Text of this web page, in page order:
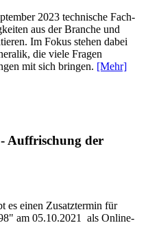
2023 technische Fach-
aus der Branche und
Im Fokus stehen dabei
die viele Fragen
mit sich bringen. [Mehr]
Auffrischung der
es einen Zusatztermin für
am 05.10.2021 als Online-